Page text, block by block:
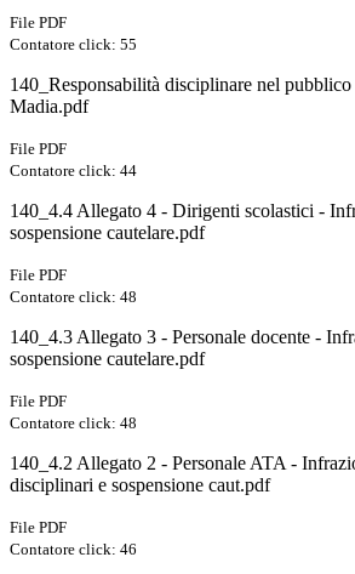
File PDF
Contatore click: 55
140_Responsabilità disciplinare nel
Madia.pdf
File PDF
Contatore click: 44
140_4.4 Allegato 4 - Dirigenti scolastici -
sospensione cautelare.pdf
File PDF
Contatore click: 48
140_4.3 Allegato 3 - Personale docente -
sospensione cautelare.pdf
File PDF
Contatore click: 48
140_4.2 Allegato 2 - Personale ATA -
disciplinari e sospensione caut.pdf
File PDF
Contatore click: 46